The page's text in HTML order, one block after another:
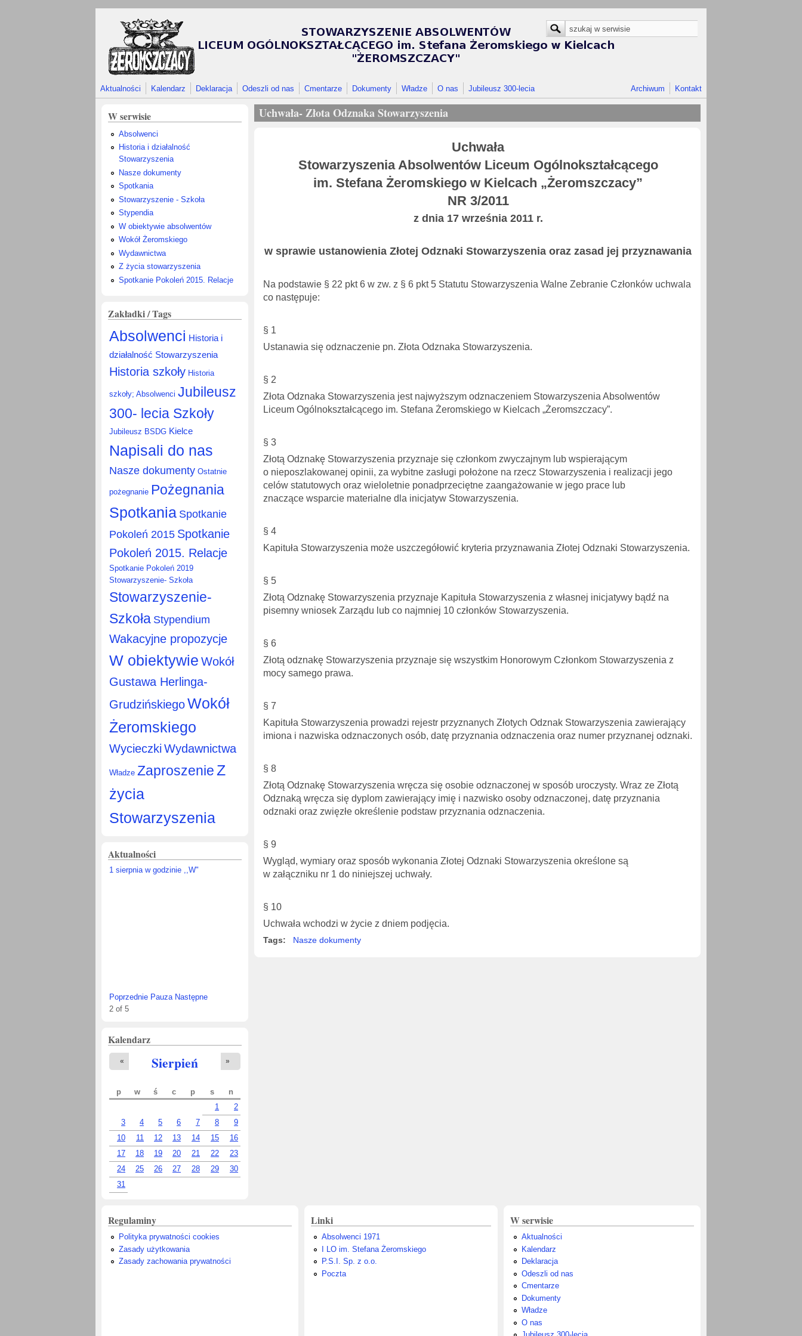
Formularz wyszukiwania
Szukaj
Aktualności Kalendarz Deklaracja Odeszli od nas Cmentarze Dokumenty Władze O nas Jubileusz 300-lecia Archiwum Kontakt
W serwisie
Absolwenci
Historia i działalność
Stowarzyszenia
Nasze dokumenty
Spotkania
Stowarzyszenie - Szkoła
Stypendia
W obiektywie absolwentów
Wokół Żeromskiego
Wydawnictwa
Z życia stowarzyszenia
Spotkanie Pokoleń 2015. Relacje
Zakładki / Tags
Absolwenci Historia i
działalność Stowarzyszenia
Historia szkoły Historia
szkoły; Absolwenci Jubileusz
300- lecia Szkoły
Jubileusz BSDG Kielce
Napisali do nas
Nasze dokumenty Ostatnie
pożegnanie Pożegnania
Spotkania Spotkanie
Pokoleń 2015 Spotkanie
Pokoleń 2015. Relacje
Spotkanie Pokoleń 2019
Stowarzyszenie- Szkoła
Stowarzyszenie-
Szkoła Stypendium
Wakacyjne propozycje
W obiektywie Wokół
Gustawa Herlinga-
GrudzińskiegoWokół
Żeromskiego
Wycieczki Wydawnictwa
Władze ZaproszenieZ
życia
Stowarzyszenia
Aktualności
1 sierpnia w godzinie ,,W"
Poprzednie Pauza Następne
2 of 5
Kalendarz
Sierpień
« »
p w ś c p s
n
1
2
3
4 5 6 7 8
9
10
11 12 13 14 15
16
17
18 19 20 21 22
23
24
25 26 27 28 29
30
31
Uchwała- Złota Odznaka Stowarzyszenia
Uchwała
Stowarzyszenia Absolwentów Liceum Ogólnokształcącego
im. Stefana Żeromskiego w Kielcach „Żeromszczacy”
NR 3/2011
z dnia 17 września 2011 r.
w sprawie ustanowienia Złotej Odznaki Stowarzyszenia oraz zasad jej przyznawania
Na podstawie § 22 pkt 6 w zw. z § 6 pkt 5 Statutu Stowarzyszenia Walne Zebranie Członków uchwala
co następuje:
§ 1
Ustanawia się odznaczenie pn. Złota Odznaka Stowarzyszenia.
§ 2
Złota Odznaka Stowarzyszenia jest najwyższym odznaczeniem Stowarzyszenia Absolwentów
Liceum Ogólnokształcącego im. Stefana Żeromskiego w Kielcach „Żeromszczacy”.
§ 3
Złotą Odznakę Stowarzyszenia przyznaje się członkom zwyczajnym lub wspierającym
o nieposzlakowanej opinii, za wybitne zasługi położone na rzecz Stowarzyszenia i realizacji jego
celów statutowych oraz wieloletnie ponadprzeciętne zaangażowanie w jego prace lub
znaczące wsparcie materialne dla inicjatyw Stowarzyszenia.
§ 4
Kapituła Stowarzyszenia może uszczegółowić kryteria przyznawania Złotej Odznaki Stowarzyszenia.
§ 5
Złotą Odznakę Stowarzyszenia przyznaje Kapituła Stowarzyszenia z własnej inicjatywy bądź na
pisemny wniosek Zarządu lub co najmniej 10 członków Stowarzyszenia.
§ 6
Złotą odznakę Stowarzyszenia przyznaje się wszystkim Honorowym Członkom Stowarzyszenia z
mocy samego prawa.
§ 7
Kapituła Stowarzyszenia prowadzi rejestr przyznanych Złotych Odznak Stowarzyszenia zawierający
imiona i nazwiska odznaczonych osób, datę przyznania odznaczenia oraz numer przyznanej odznaki.
§ 8
Złotą Odznakę Stowarzyszenia wręcza się osobie odznaczonej w sposób uroczysty. Wraz ze Złotą
Odznaką wręcza się dyplom zawierający imię i nazwisko osoby odznaczonej, datę przyznania
odznaki oraz zwięzłe określenie podstaw przyznania odznaczenia.
§ 9
Wygląd, wymiary oraz sposób wykonania Złotej Odznaki Stowarzyszenia określone są
w załączniku nr 1 do niniejszej uchwały.
§ 10
Uchwała wchodzi w życie z dniem podjęcia.
Tags: Nasze dokumenty
Regulaminy
Polityka prywatności cookies
Zasady użytkowania
Zasady zachowania prywatności
Linki
Absolwenci 1971
I LO im. Stefana Żeromskiego
P.S.I. Sp. z o.o.
Poczta
W serwisie
Aktualności
Kalendarz
Deklaracja
Odeszli od nas
Cmentarze
Dokumenty
Władze
O nas